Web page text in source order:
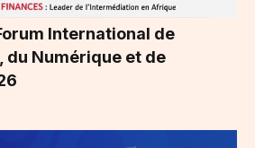
International de
du Numérique et de